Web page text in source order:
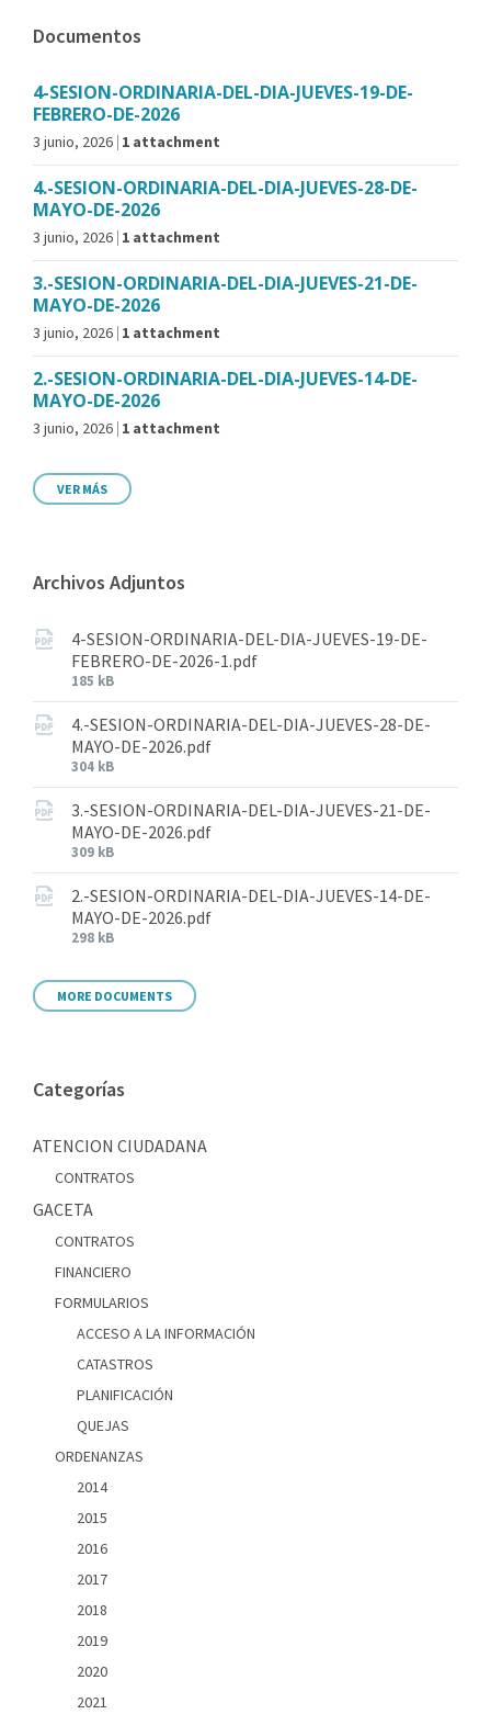
Documentos
4-SESION-ORDINARIA-DEL-DIA-JUEVES-19-DE-
FEBRERO-DE-2026
3 junio, 2026 1 attachment
4.-SESION-ORDINARIA-DEL-DIA-JUEVES-28-DE-
MAYO-DE-2026
3 junio, 2026 1 attachment
3.-SESION-ORDINARIA-DEL-DIA-JUEVES-21-DE-
MAYO-DE-2026
3 junio, 2026 1 attachment
2.-SESION-ORDINARIA-DEL-DIA-JUEVES-14-DE-
MAYO-DE-2026
3 junio, 2026 1 attachment
VER MÁS
Archivos Adjuntos
4-SESION-ORDINARIA-DEL-DIA-JUEVES-19-DE-
FEBRERO-DE-2026-1.pdf
185 kB
4.-SESION-ORDINARIA-DEL-DIA-JUEVES-28-DE-
MAYO-DE-2026.pdf
304 kB
3.-SESION-ORDINARIA-DEL-DIA-JUEVES-21-DE-
MAYO-DE-2026.pdf
309 kB
2.-SESION-ORDINARIA-DEL-DIA-JUEVES-14-DE-
MAYO-DE-2026.pdf
298 kB
MORE DOCUMENTS
Categorías
ATENCION CIUDADANA
CONTRATOS
GACETA
CONTRATOS
FINANCIERO
FORMULARIOS
ACCESO A LA INFORMACIÓN
CATASTROS
PLANIFICACIÓN
QUEJAS
ORDENANZAS
2014
2015
2016
2017
2018
2019
2020
2021